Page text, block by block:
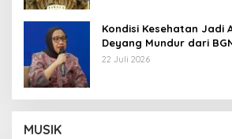
Kondisi Kesehatan Jadi
Deyang Mundur dari
Wamentan Sudaryono
22 Juli 2026
MUSIK